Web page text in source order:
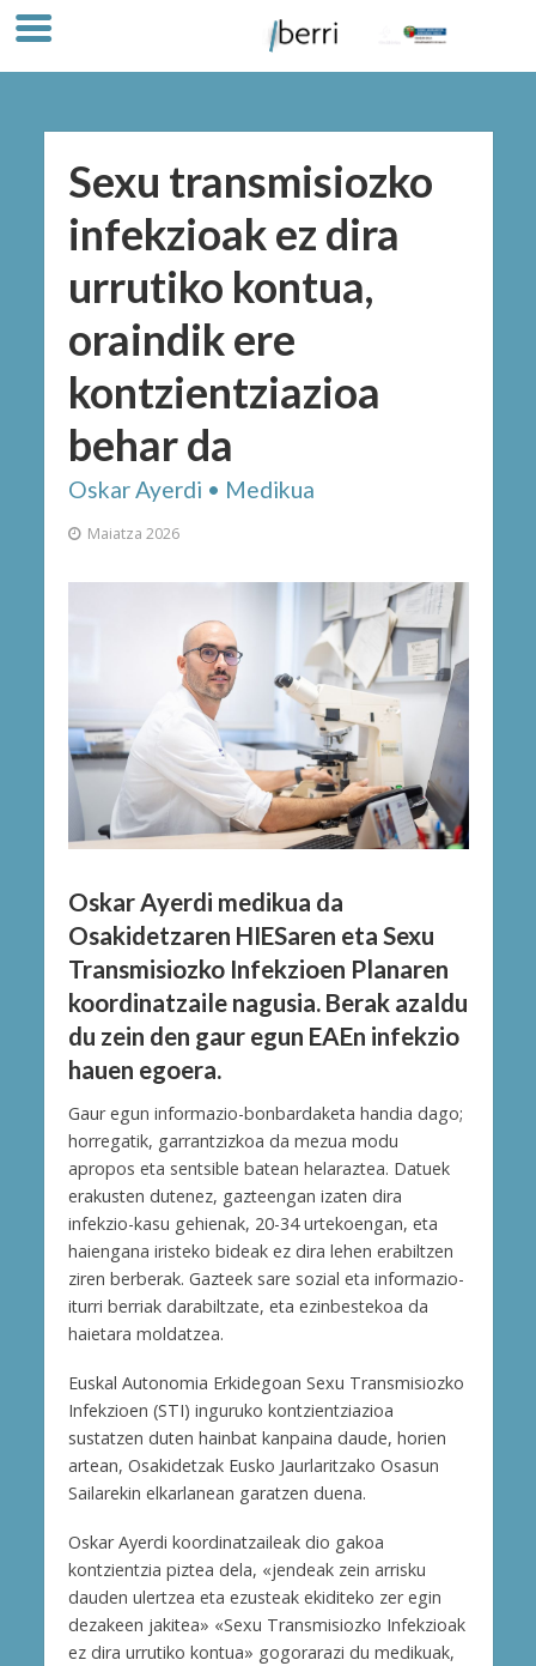
Sexu transmisiozko
infekzioak ez dira
urrutiko kontua,
oraindik ere
kontzientziazioa
behar da
Oskar Ayerdi • Medikua
Maiatza 2026
Oskar Ayerdi medikua da
Osakidetzaren HIESaren eta Sexu
Transmisiozko Infekzioen Planaren
koordinatzaile nagusia. Berak azaldu
du zein den gaur egun EAEn infekzio
hauen egoera.
Gaur egun informazio-bonbardaketa handia dago;
horregatik, garrantzizkoa da mezua modu
apropos eta sentsible batean helaraztea. Datuek
erakusten dutenez, gazteengan izaten dira
infekzio-kasu gehienak, 20-34 urtekoengan, eta
haiengana iristeko bideak ez dira lehen erabiltzen
ziren berberak. Gazteek sare sozial eta informazio-
iturri berriak darabiltzate, eta ezinbestekoa da
haietara moldatzea.
Euskal Autonomia Erkidegoan Sexu Transmisiozko
Infekzioen (STI) inguruko kontzientziazioa
sustatzen duten hainbat kanpaina daude, horien
artean, Osakidetzak Eusko Jaurlaritzako Osasun
Sailarekin elkarlanean garatzen duena.
Oskar Ayerdi koordinatzaileak dio gakoa
kontzientzia piztea dela, «jendeak zein arrisku
dauden ulertzea eta ezusteak ekiditeko zer egin
dezakeen jakitea» «Sexu Transmisiozko Infekzioak
ez dira urrutiko kontua» gogorarazi du medikuak,